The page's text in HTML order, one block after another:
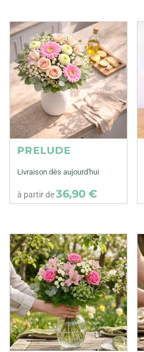
PRELUDE
Livraison dès aujourd'hui
à partir de36,90 €